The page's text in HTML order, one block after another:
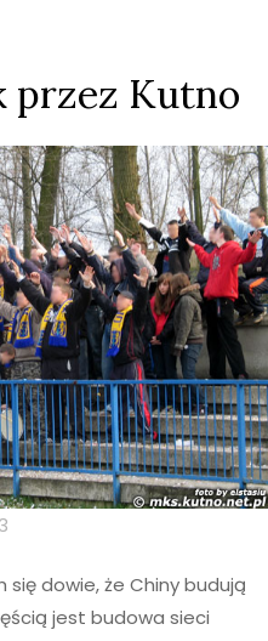
przez Kutno
dowie, że Chiny budują
jest budowa sieci